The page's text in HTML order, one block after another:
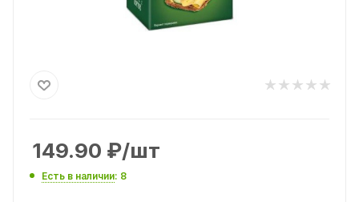
149.90 ₽/шт
Есть в наличии: 8